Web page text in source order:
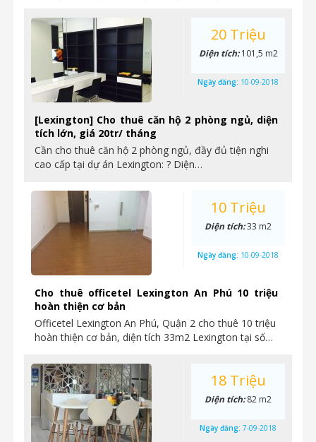
[Lexington] Cho thuê căn hộ 2 phòng ngủ, diện
tích lớn, giá 20tr/ tháng
Cần cho thuê căn hộ 2 phòng ngủ, đầy đủ tiện nghi
cao cấp tại dự án Lexington: ? Diện…
20 Triệu
Diện tích:101,5 m2
Ngày đăng: 10-09-2018
Cho thuê officetel Lexington An Phú 10 triệu
hoàn thiện cơ bản
Officetel Lexington An Phú, Quận 2 cho thuê 10 triệu
hoàn thiện cơ bản, diện tích 33m2 Lexington tại số…
10 Triệu
Diện tích:33 m2
Ngày đăng: 10-09-2018
18 Triệu
Diện tích:82 m2
Ngày đăng: 7-09-2018